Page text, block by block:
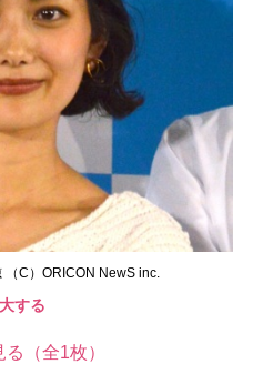
C）ORICON NewS inc.
する
（全1枚）